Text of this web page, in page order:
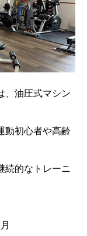
、油圧式マシン
動初心者や高齢
続的なトレーニ